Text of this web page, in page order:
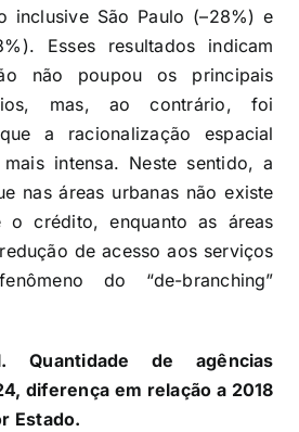
inclusive São Paulo (–28%) e
Esses resultados indicam
não poupou os principais
mas, ao contrário, foi
a racionalização espacial
intensa. Neste sentido, a
nas áreas urbanas não existe
o crédito, enquanto as áreas
de acesso aos serviços
do “de-branching”
Quantidade de agências
diferença em relação a 2018
Estado.